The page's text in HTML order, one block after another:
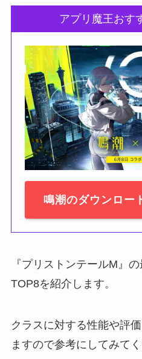
アプリ魔王おす
鳴潮のダウンロー
『プリストンテールM』
TOP8を紹介します。
クラスに対する性能や評
ますので参考にしてみてく